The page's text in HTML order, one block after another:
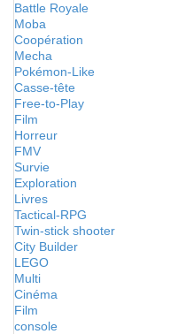
Battle Royale
Moba
Coopération
Mecha
Pokémon-Like
Casse-tête
Free-to-Play
Film
Horreur
FMV
Survie
Exploration
Livres
Tactical-RPG
Twin-stick shooter
City Builder
LEGO
Multi
Cinéma
Film
console